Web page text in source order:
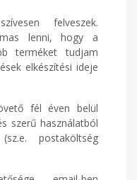
felveszek.
lenni, hogy a
terméket tudjam
elkészítési ideje
fél éven belül
szerű használatból
postaköltség